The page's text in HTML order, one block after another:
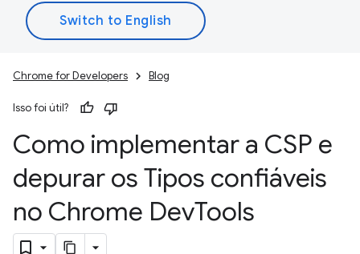
Chrome for Developers Blog
Isso foi útil?
Como implementar a CSP e
depurar os Tipos confiáveis
no Chrome DevTools